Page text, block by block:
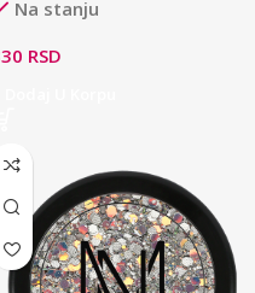
Na stanju
RSD